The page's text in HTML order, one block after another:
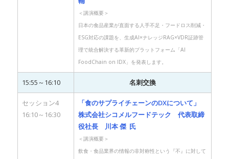
＜講演概要＞
日本の食品産業が直面する人手不足・フードロス削減・
ESG対応の課題を、生成AI×ナレッジRAG×VDR証跡管
理で統合解決する革新的プラットフォーム「AI
FoodChain on IDX」を発表します。
15:55～16:10 名刺交換
セッション4
16:10～16:30
「食のサプライチェーンのDXについて」
株式会社シコメルフードテック 代表取締
役社長 川本 傑 氏
＜講演概要＞
飲食・食品業界の情報の非対称性という『不』に対して